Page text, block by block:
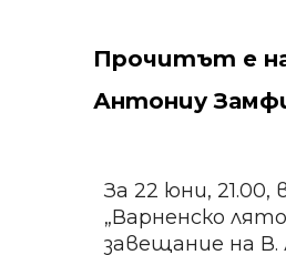
Прочитът е
Антониу
За 22 юни,
„Варненско
завещание на